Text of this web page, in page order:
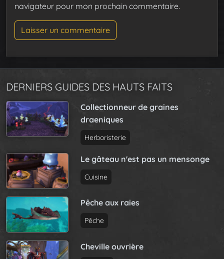
navigateur pour mon prochain commentaire.
DERNIERS GUIDES DES HAUTS FAITS
Collectionneur de graines
draeniques
Herboristerie
Le gâteau n'est pas un mensonge
Cuisine
Pêche aux raies
Pêche
Cheville ouvrière